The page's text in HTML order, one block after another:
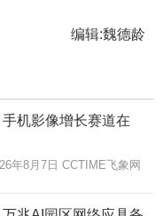
编辑:魏德龄
机影像增长赛道在
年8月7日 CCTIME飞象网